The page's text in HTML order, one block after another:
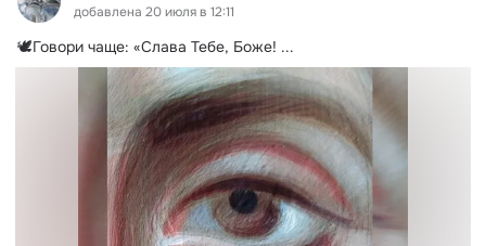
добавлена 20 июля в 12:11
🕊Говори чаще: «Слава Тебе, Боже! ...